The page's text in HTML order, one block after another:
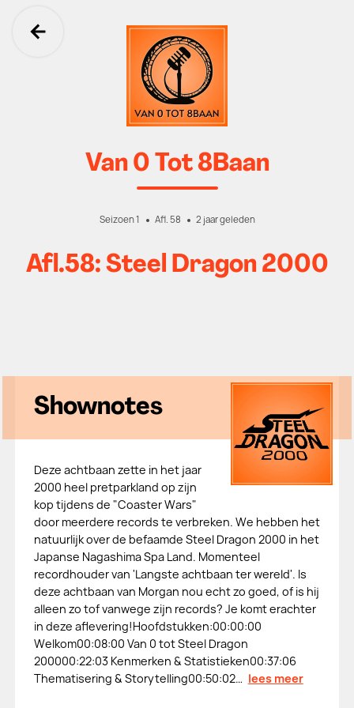
Ga terug
Van 0 Tot 8Baan
Seizoen 1 Afl. 58 2 jaar geleden
Afl.58: Steel Dragon 2000
Shownotes
Deze achtbaan zette in het jaar
2000 heel pretparkland op zijn
kop tijdens de "Coaster Wars"
door meerdere records te verbreken. We hebben het
natuurlijk over de befaamde Steel Dragon 2000 in het
Japanse Nagashima Spa Land. Momenteel
recordhouder van 'Langste achtbaan ter wereld'. Is
deze achtbaan van Morgan nou echt zo goed, of is hij
alleen zo tof vanwege zijn records? Je komt erachter
in deze aflevering!Hoofdstukken:00:00:00
Welkom00:08:00 Van 0 tot Steel Dragon
200000:22:03 Kenmerken & Statistieken00:37:06
Thematisering & Storytelling00:50:02… lees meer